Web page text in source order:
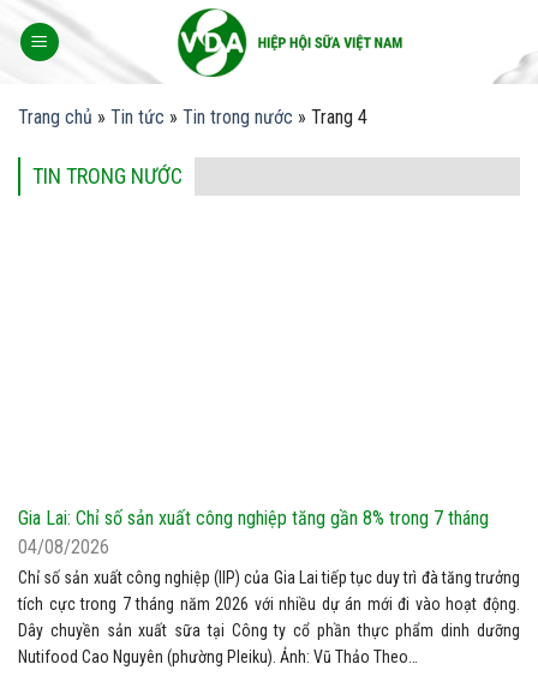
Trang chủ » Tin tức » Tin trong nước » Trang 4
TIN TRONG NƯỚC
Gia Lai: Chỉ số sản xuất công nghiệp tăng gần 8% trong 7 tháng
04/08/2026
Chỉ số sản xuất công nghiệp (IIP) của Gia Lai tiếp tục duy trì đà tăng trưởng
tích cực trong 7 tháng năm 2026 với nhiều dự án mới đi vào hoạt động.
Dây chuyền sản xuất sữa tại Công ty cổ phần thực phẩm dinh dưỡng
Nutifood Cao Nguyên (phường Pleiku). Ảnh: Vũ Thảo Theo…